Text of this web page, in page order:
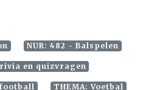
NUR: 482 - Balspelen
en quizvragen
football THEMA: Voetbal